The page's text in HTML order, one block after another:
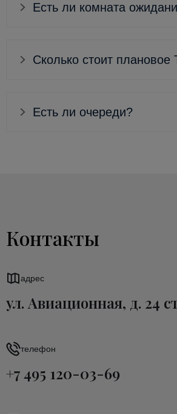
Есть ли комната
Сколько стоит плановое
Есть ли очереди?
Контакты
адрес
ул. Авиационная, д. 24
телефон
+7 495 120-03-69